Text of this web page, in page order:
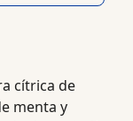
cítrica de
menta y